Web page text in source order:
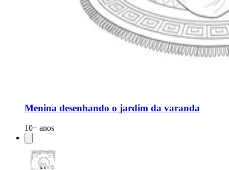
Menina desenhando o jardim da varanda
10+ anos